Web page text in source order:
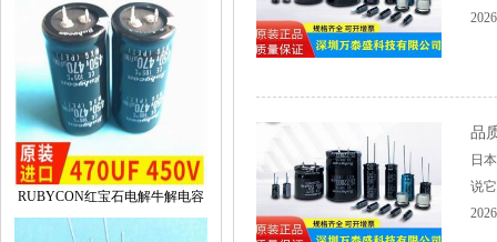
RUBYCON红宝石电解牛解电容
品
日
说